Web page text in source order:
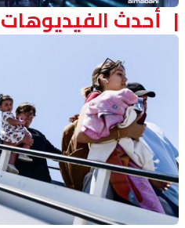
أحدث الفيديوهات